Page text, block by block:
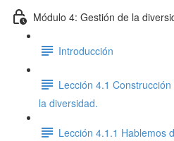
Módulo 4: Gestión de la
Introducción
Lección 4.1
la diversidad.
Lección 4.1.1 Hablemos